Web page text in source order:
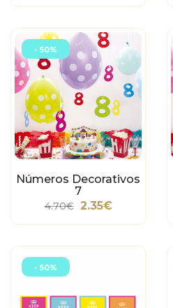
- 50%
Números Decorativos
7
4.70€ 2.35€
- 50%